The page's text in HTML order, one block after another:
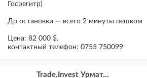
Госрегитр)
До остановки — всего 2 минуты пешком
Цена: 82 000 $.
контактный телефон: 0755 750099
Trade.Invest Урмат...